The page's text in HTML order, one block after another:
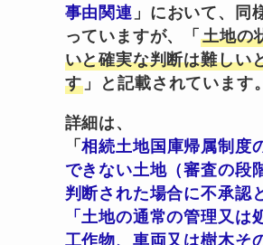
事由関連 」において、同
っていますが、「土地の
いと確実な判断は難しい
す 」と記載されています。
詳細は、
「相続土地国庫帰属制度
できない土地（審査の段
判断された場合に不承認
「土地の通常の管理又は
工作物、車両又は樹木そ